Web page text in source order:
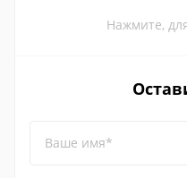
Нажмите,
Ваше имя*